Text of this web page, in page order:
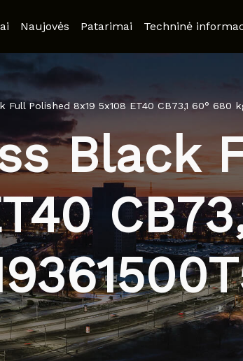
Naujovės Patarimai Techninė
Full Polished 8x19 5x108 ET40 CB73,1 60° 680
Black